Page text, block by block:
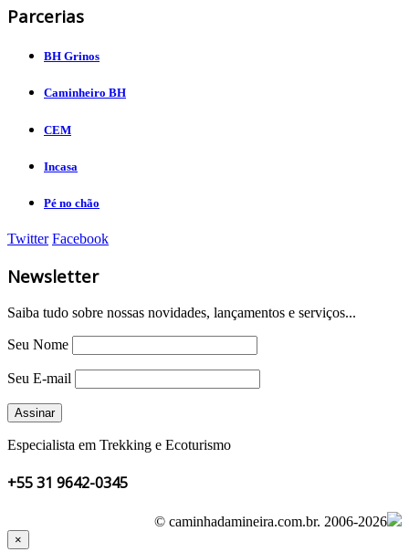
Parcerias
BH Grinos
Caminheiro BH
CEM
Incasa
Pé no chão
Twitter Facebook
Newsletter
Saiba tudo sobre nossas novidades, lançamentos e serviços...
Seu Nome
Seu E-mail
Especialista em Trekking e Ecoturismo
+55 31 9642-0345
© caminhadamineira.com.br. 2006-2026
×